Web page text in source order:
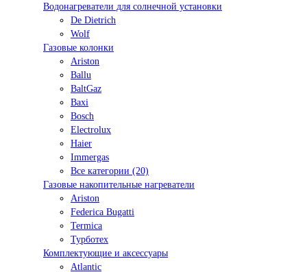
Водонагреватели для солнечной установки
De Dietrich
Wolf
Газовые колонки
Ariston
Ballu
BaltGaz
Baxi
Bosсh
Electrolux
Haier
Immergas
Все категории (20)
Газовые накопительные нагреватели
Ariston
Federica Bugatti
Termica
Турботех
Комплектующие и аксессуары
Atlantic